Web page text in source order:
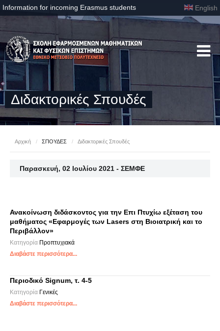
Information for incoming Erasmus students English
Διδακτορικές Σπουδές
Αρχική / ΣΠΟΥΔΕΣ / Διδακτορικές Σπουδές
Παρασκευή, 02 Ιουλίου 2021 - ΣΕΜΦΕ
Ανακοίνωση διδάσκοντος για την Επι Πτυχίω εξέταση του
μαθήματος «Εφαρμογές των Lasers στη Βιοιατρική και το
Περιβάλλον»
Κατηγορία Προπτυχιακά
Διαβάστε περισσότερα...
Περιοδικό Signum, τ. 4-5
Κατηγορία Γενικές
Διαβάστε περισσότερα...